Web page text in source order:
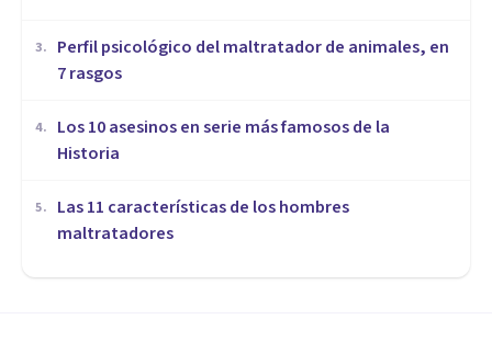
3.
​Perfil psicológico del maltratador de animales, en
7 rasgos
4.
Los 10 asesinos en serie más famosos de la
Historia
5.
Las 11 características de los hombres
maltratadores